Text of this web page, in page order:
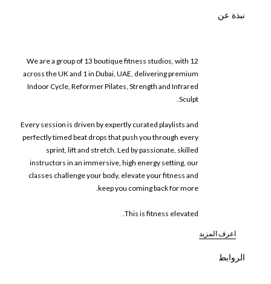
نبذة عن
We are a group of 13 boutique fitness studios, with 12
across the UK and 1 in Dubai, UAE, delivering premium
Indoor Cycle, Reformer Pilates, Strength and Infrared
Sculpt.
Every session is driven by expertly curated playlists and
perfectly timed beat drops that push you through every
sprint, lift and stretch. Led by passionate, skilled
instructors in an immersive, high energy setting, our
classes challenge your body, elevate your fitness and
keep you coming back for more.
This is fitness elevated.
اعرف المزيد
الروابط